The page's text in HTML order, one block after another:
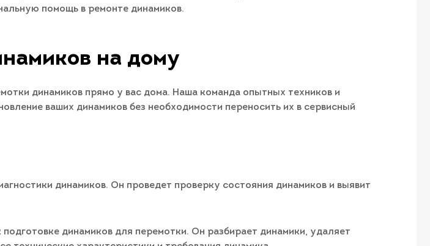
помощь в ремонте динамиков.
на дому
динамиков прямо у вас дома. Наша команда опытных техников и
ваших динамиков без необходимости переносить их в сервисный
динамиков. Он проведет проверку состояния динамиков и выявит
динамиков для перемотки. Он разбирает динамики, удаляет